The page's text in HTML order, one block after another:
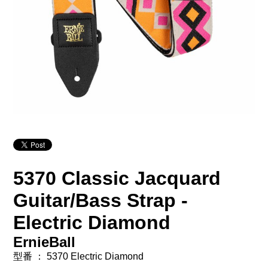
5370 Classic Jacquard
Guitar/Bass Strap -
Electric Diamond
ErnieBall
型番 ： 5370 Electric Diamond